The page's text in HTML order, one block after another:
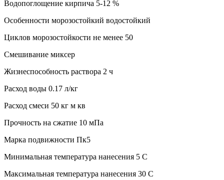
Водопоглощение кирпича 5-12 %
Особенности морозостойкий водостойкий
Циклов морозостойкости не менее 50
Смешивание миксер
Жизнеспособность раствора 2 ч
Расход воды 0.17 л/кг
Расход смеси 50 кг м кв
Прочность на сжатие 10 мПа
Марка подвижности Пк5
Минимальная температура нанесения 5 C
Максимальная температура нанесения 30 C